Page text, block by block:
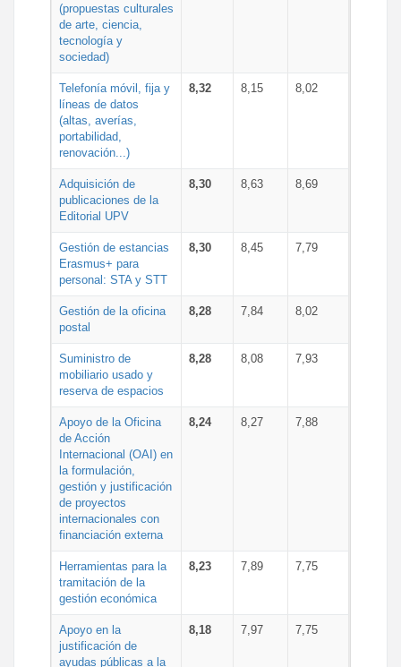
(propuestas culturales
de arte, ciencia,
tecnología y
sociedad)
Telefonía móvil, fija y
líneas de datos
(altas, averías,
portabilidad,
renovación...)
8,32 8,15 8,02
Adquisición de
publicaciones de la
Editorial UPV
8,30 8,63 8,69
Gestión de estancias
Erasmus+ para
personal: STA y STT
8,30 8,45 7,79
Gestión de la oficina
postal
8,28 7,84 8,02
Suministro de
mobiliario usado y
reserva de espacios
8,28 8,08 7,93
Apoyo de la Oficina
de Acción
Internacional (OAI) en
la formulación,
gestión y justificación
de proyectos
internacionales con
financiación externa
8,24 8,27 7,88
Herramientas para la
tramitación de la
gestión económica
8,23 7,89 7,75
Apoyo en la
justificación de
ayudas públicas a la
8,18 7,97 7,75